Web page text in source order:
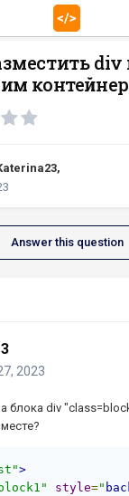
div
,
Answer this question
2023
блока div
>
style="